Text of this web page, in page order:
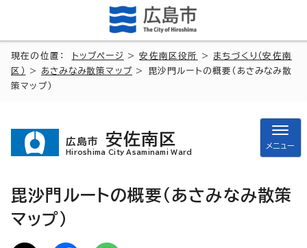
現在の位置： トップページ >安佐南区役所 > まちづくり（安佐南
区）
> あさみなみ散策マップ > 毘沙門ルートの概要（あさみなみ散
策マップ）
広島市 安佐南区
Hiroshima City Asaminami Ward
メニュー
毘沙門ルートの概要（あさみなみ散策
マップ）